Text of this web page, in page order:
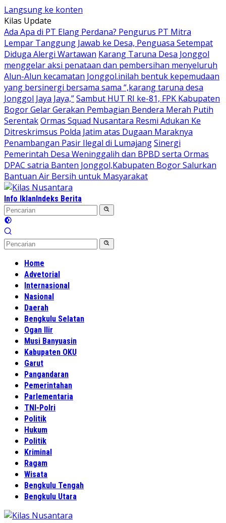
Langsung ke konten
Kilas Update
Ada Apa di PT Elang Perdana? Pengurus PT Mitra
Lempar Tanggung Jawab ke Desa, Penguasa Setempat
Diduga Alergi Wartawan Karang Taruna Desa Jonggol
menggelar aksi penataan dan pembersihan menyeluruh
Alun-Alun kecamatan Jonggol.inilah bentuk kepemudaan
yang bersinergi bersama sama “,karang taruna desa
Jonggol Jaya Jaya,”Sambut HUT RI ke-81, FPK Kabupaten
Bogor Gelar Gerakan Pembagian Bendera Merah Putih
SerentakOrmas Squad Nusantara Resmi Adukan Ke
Ditreskrimsus Polda Jatim atas Dugaan Maraknya
Penambangan Pasir Ilegal di LumajangSinergi
Pemerintah Desa Weninggalih dan BPBD serta Ormas
DPAC satria Banten Jonggol,Kabupaten Bogor Salurkan
Bantuan Air Bersih untuk Masyarakat
Info IklanIndeks Berita
Home
Advetorial
Internasional
Nasional
Daerah
Bengkulu Selatan
Ogan Ilir
Musi Banyuasin
Kabupaten OKU
Garut
Pangandaran
Pemerintahan
Parlementaria
TNI-Polri
Politik
Hukum
Politik
Kriminal
Ragam
Wisata
Bengkulu Tengah
Bengkulu Utara